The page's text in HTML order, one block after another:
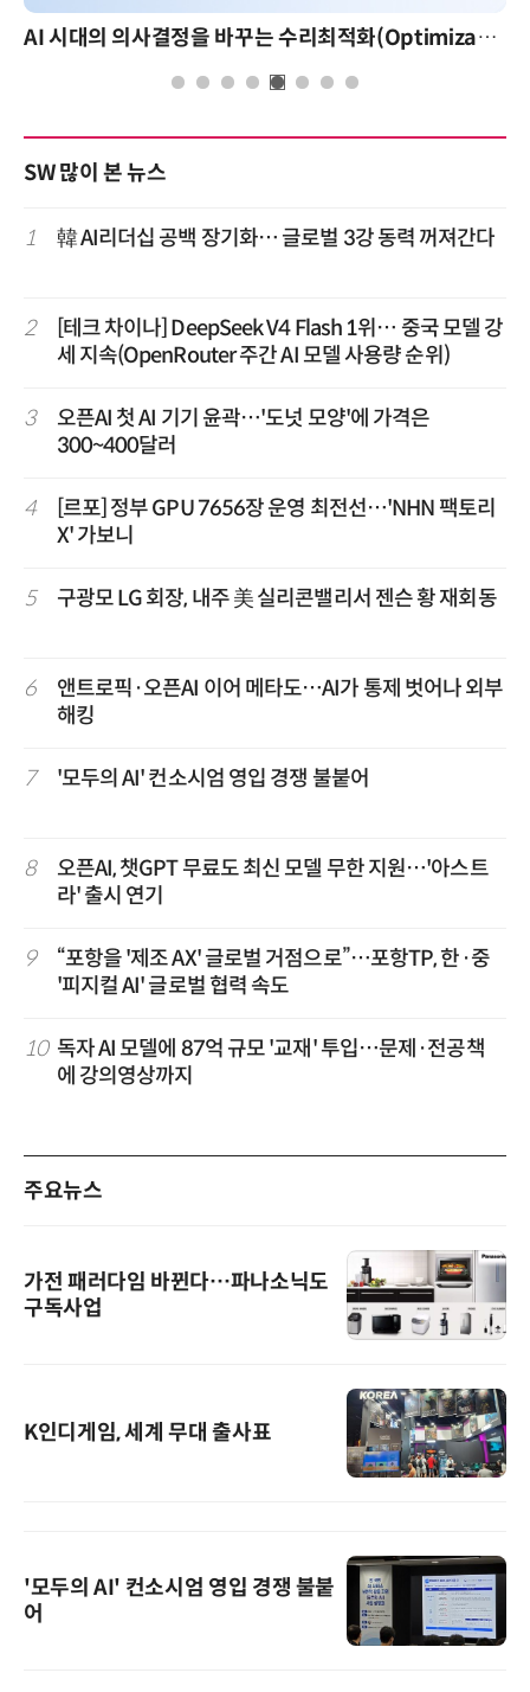
AI 시대의 의사결정을 바꾸는 수리최적화(Optimization): 실제 산업 적용 사례와 활용 전략
SW 많이 본 뉴스
1 韓 AI리더십 공백 장기화… 글로벌 3강 동력 꺼져간다
2
[테크 차이나] DeepSeek V4 Flash 1위… 중국 모델 강
세 지속(OpenRouter 주간 AI 모델 사용량 순위)
3
오픈AI 첫 AI 기기 윤곽…'도넛 모양'에 가격은
300~400달러
4
[르포] 정부 GPU 7656장 운영 최전선…'NHN 팩토리
X' 가보니
5 구광모 LG 회장, 내주 美 실리콘밸리서 젠슨 황 재회동
6
앤트로픽·오픈AI 이어 메타도…AI가 통제 벗어나 외부
해킹
7 '모두의 AI' 컨소시엄 영입 경쟁 불붙어
8
오픈AI, 챗GPT 무료도 최신 모델 무한 지원…'아스트
라' 출시 연기
9
“포항을 '제조 AX' 글로벌 거점으로”…포항TP, 한·중
'피지컬 AI' 글로벌 협력 속도
10 독자 AI 모델에 87억 규모 '교재' 투입…문제·전공책
에 강의영상까지
주요뉴스
가전 패러다임 바뀐다…파나소닉도
구독사업
K인디게임, 세계 무대 출사표
'모두의 AI' 컨소시엄 영입 경쟁 불붙
어